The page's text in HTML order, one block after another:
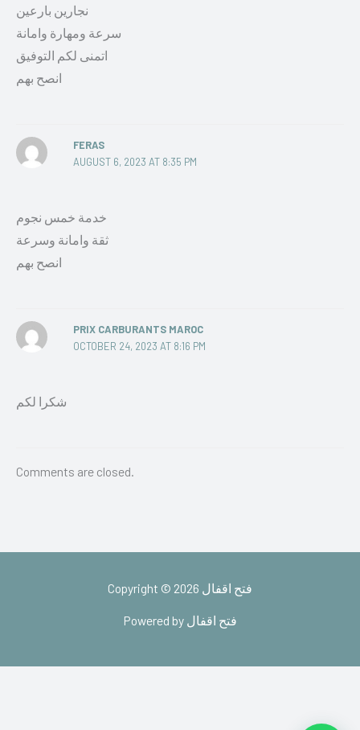
نجارين بارعين
سرعة ومهارة وامانة
اتمنى لكم التوفيق
انصح بهم
FERAS
AUGUST 6, 2023 AT 8:35 PM
خدمة خمس نجوم
ثقة وامانة وسرعة
انصح بهم
PRIX CARBURANTS MAROC
OCTOBER 24, 2023 AT 8:16 PM
شكرا لكم
Comments are closed.
Copyright © 2026 فتح اقفال
Powered by فتح اقفال